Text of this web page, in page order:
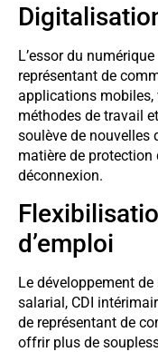
L’essor du
représentant de
applications
méthodes de travail
soulève de nouvelles
matière de protection
déconnexion.
d’emploi
Le développement
salarial, CDI
de représentant de
offrir plus de